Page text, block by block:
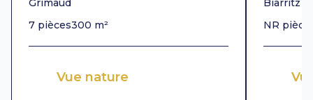
Grimaud
7 pièces300 m²
Vue nature
Biarritz
NR pièce